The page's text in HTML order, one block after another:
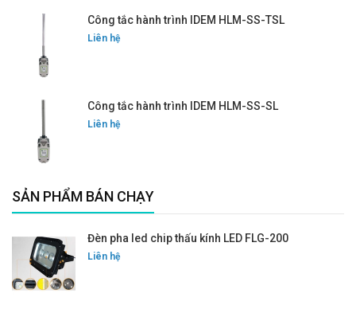
Công tắc hành trình IDEM HLM-SS-TSL
Liên hệ
Công tắc hành trình IDEM HLM-SS-SL
Liên hệ
SẢN PHẨM BÁN CHẠY
Đèn pha led chip thấu kính LED FLG-200
Liên hệ